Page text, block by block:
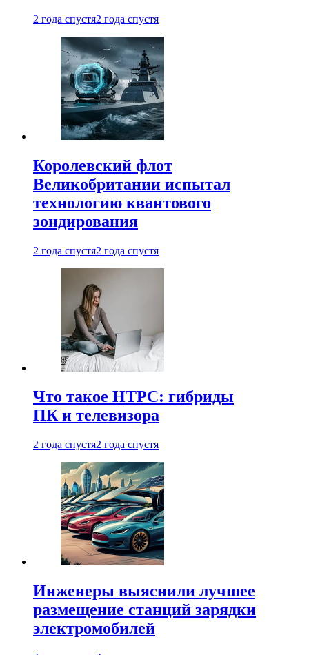
2 года спустя2 года спустя
Королевский флот
Великобритании испытал
технологию квантового
зондирования
2 года спустя2 года спустя
Что такое HTPC: гибриды
ПК и телевизора
2 года спустя2 года спустя
Инженеры выяснили лучшее
размещение станций зарядки
электромобилей